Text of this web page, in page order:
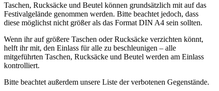
Taschen, Rucksäcke und Beutel können grundsätzlich mit auf das
Festivalgelände genommen werden. Bitte beachtet jedoch, dass
diese möglichst nicht größer als das Format DIN A4 sein sollten.
Wenn ihr auf größere Taschen oder Rucksäcke verzichten könnt,
helft ihr mit, den Einlass für alle zu beschleunigen – alle
mitgeführten Taschen, Rucksäcke und Beutel werden am Einlass
kontrolliert.
Bitte beachtet außerdem unsere Liste der verbotenen Gegenstände.